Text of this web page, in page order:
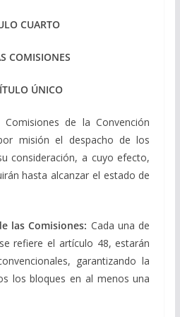
CUARTO
COMISIONES
ÚNICO
Comisiones de la Convención
misión el despacho de los
consideración, a cuyo efecto,
hasta alcanzar el estado de
las Comisiones: Cada una de
refiere el artículo 48, estarán
garantizando la
los bloques en al menos una